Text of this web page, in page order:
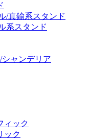
/真鍮系スタンド
系スタンド
ャンデリア
ィック
ック